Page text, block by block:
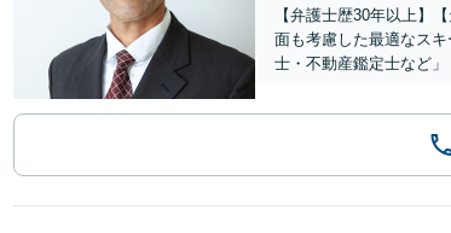
【弁護士歴30年以上】
面も考慮した最適なス
士・不動産鑑定士など」